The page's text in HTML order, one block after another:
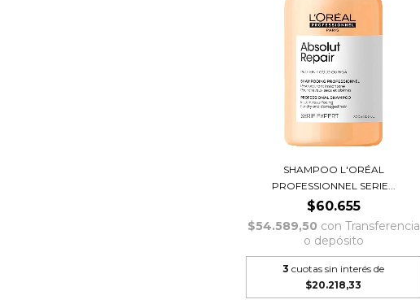
SHAMPOO L'ORÉAL
PROFESSIONNEL SERIE...
$60.655
$54.589,50 con Transferencia
o depósito
3 cuotas sin interés de
$20.218,33